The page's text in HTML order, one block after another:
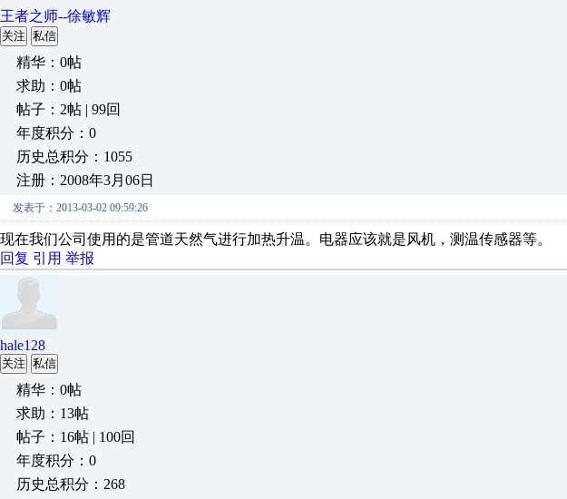
王者之师--徐敏辉
关注 私信
精华：0帖
求助：0帖
帖子：2帖 | 99回
年度积分：0
历史总积分：1055
注册：2008年3月06日
发表于：2013-03-02 09:59:26
现在我们公司使用的是管道天然气进行加热升温。电器应该就是风机，测温传感器等。
回复 引用 举报
hale128
关注 私信
精华：0帖
求助：13帖
帖子：16帖 | 100回
年度积分：0
历史总积分：268